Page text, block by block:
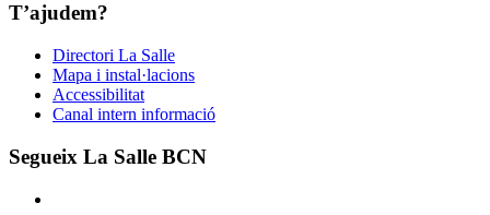
T’ajudem?
Directori La Salle
Mapa i instal·lacions
Accessibilitat
Canal intern informació
Segueix La Salle BCN